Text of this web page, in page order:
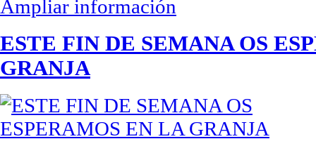
Ampliar información
ESTE FIN DE SEMANA OS
GRANJA